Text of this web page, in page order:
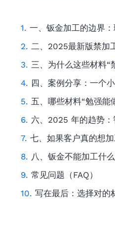
一、钣金加工的边界
二、2025最新版禁加工
三、为什么这些材料“禁
四、案例分享：一个
五、哪些材料“勉强能
六、2025 年的趋势：智能
七、如果客户真的想
八、钣金不能加工什
常见问题（FAQ）
写在最后：选择对的材